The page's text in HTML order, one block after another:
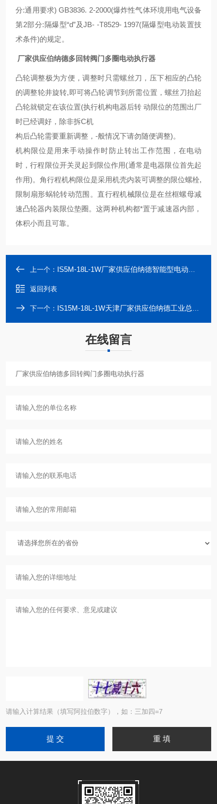
分:通用要求) GB3836. 2-2000(爆炸性气体环境用电气设备
第2部分:隔爆型“d”及JB- -T8529- 1997(隔爆型电动装置技
术条件)的规定。
厂家供应伯纳德多回转阀门多圈电动执行器
凸轮调整极为方便，调整时只需螺丝刀，压下相应的凸轮
的调整轮井旋转,即可将凸轮调节到所需位置，螺丝刀抬起
凸轮就锁定在该位置(执行机构电器后转 动限位的范围出厂
时已经调好，除非拆C机
构后凸轮需要重新调整，-般情况下请勿随便调整)。
机构限位是用来手动操作时防止转出工作范围，在电动
时，行程限位开关灵起到限位作用(通常是电器限位首先起
作用)。角行程机构限位是采用机壳内装可调整的限位螺栓,
限制扇形蜗轮转动范围。直行程机械限位是在丝框螺母减
速凸轮器内装限位垫圈。这两种机构都*置于减速器内部，
体积小而且可靠。
上一个： IS5M-18L-1W厂家供应伯纳德智能型电动头多回转电动装置
返回列表
下一个： IS15M-18L-1W天津厂家供应伯纳德工业总线型阀门电动装置
在线留言
请输入计算结果（填写阿拉伯数字），如：三加四=7